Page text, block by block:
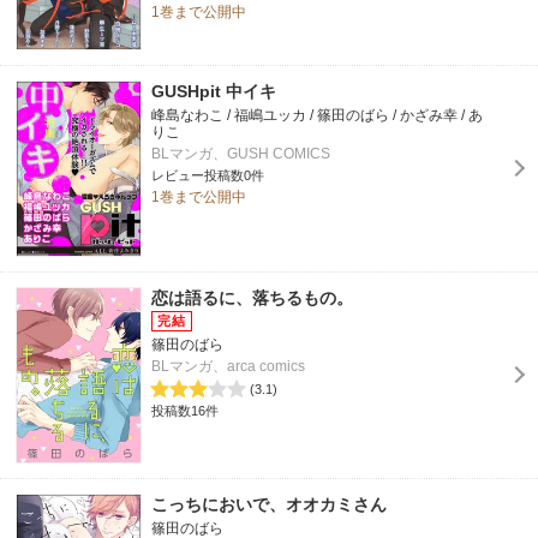
1巻まで公開中
GUSHpit 中イキ
峰島なわこ / 福嶋ユッカ / 篠田のばら / かざみ幸 / あ
りこ
BLマンガ、GUSH COMICS
レビュー投稿数0件
1巻まで公開中
恋は語るに、落ちるもの。
篠田のばら
BLマンガ、arca comics
(3.1)
投稿数16件
こっちにおいで、オオカミさん
篠田のばら